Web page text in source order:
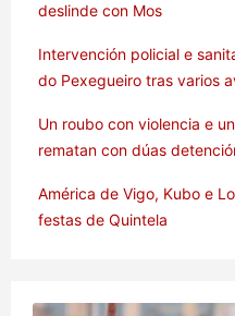
deslinde con Mos
Intervención policial e
do Pexegueiro tras varios
Un roubo con violencia e
rematan con dúas
América de Vigo, Kubo e
festas de Quintela